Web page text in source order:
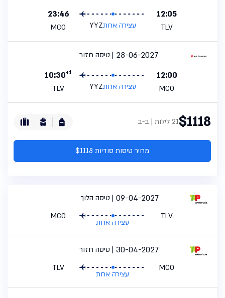
12:05
TLV עצירה אחתYYZ
23:46
MCO
טיסה חזור
28-06-2027
12:00
MCO עצירה אחתYYZ
10:30+1
TLV
$111821 לילות | ב-ב
מחיר טיסות סודיות $1118
טיסה הלוך 09-04-2027
TLV
עצירה אחת
MCO
טיסה חזור 30-04-2027
MCO
עצירה אחת
TLV